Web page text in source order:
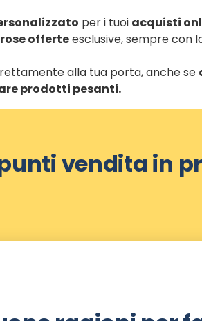
per i tuoi acquisti
offerteesclusive, sempre con
alla tua porta, anche se
prodotti pesanti.
vendita in